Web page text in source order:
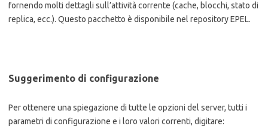
fornendo molti dettagli sull’attività corrente (cache, blocchi, stato di
replica, ecc.). Questo pacchetto è disponibile nel repository EPEL.
Suggerimento di configurazione
Per ottenere una spiegazione di tutte le opzioni del server, tutti i
parametri di configurazione e i loro valori correnti, digitare: